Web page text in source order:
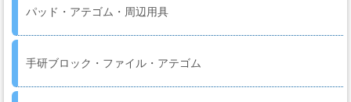
ク
ブ
ラ
Mack
パッド・アテゴム・周辺用具
手研ブロック・ファイル・アテゴム